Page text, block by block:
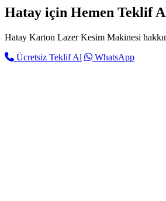
Hatay için Hemen Teklif
Hatay Karton Lazer Kesim Makinesi
Ücretsiz Teklif Al
WhatsApp